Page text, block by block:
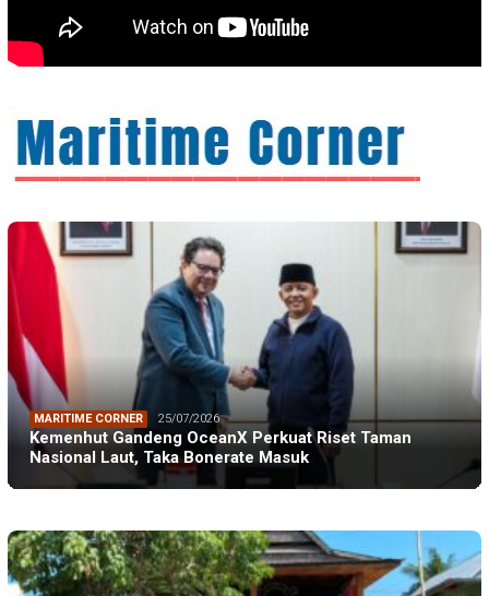
MARITIME CORNER 25/07/2026
Kemenhut Gandeng OceanX Perkuat Riset Taman
Nasional Laut, Taka Bonerate Masuk